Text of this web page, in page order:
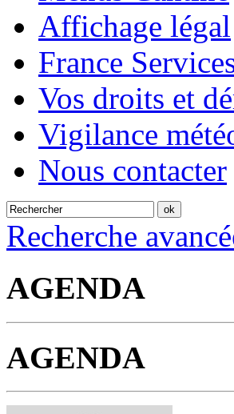
Affichage légal
France
Vos droits et
Vigilance
Nous contacter
Recherche
AGENDA
AGENDA